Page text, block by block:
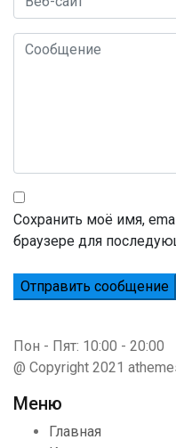
Сохранить моё имя,
браузере для
Пон - Пят: 10:00 - 20:00
@ Copyright 2021
Меню
Главная